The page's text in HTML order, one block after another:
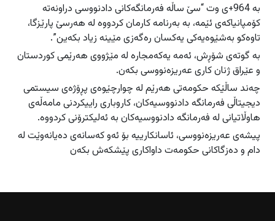
بە 964+ی وت “سێ ساڵە فەرمانگەکانی دادنووسی دراونەتە
کۆمپانیاکەی ئێمە، بە بەرنامە کارمان کردووە لە هەرسێ پارێزگا،
تاوەکو بەشێوەیەکی یەکسان رەگەزی مێینە زیاد بکەین”.
بە گوتەی شۆڕش، ئەمە یەکەمجارە لە مێژووی هەرێمی کوردستان
و عێراق ژنان کاری عەریزەنووسی بکەن.
چەند ساڵێکە حکومەتی هەرێم لە چوارچێوەی پڕۆژەی سیستمی
دیجیتاڵی فەرمانگە دادنووسیەکان، کاروباری راییکردنی مامەڵەی
هاوڵاتیانی لە فەرمانگە دادنووسیەکان بە ئەلیکترۆنی کردووە.
پیشەی عەریزەنووسی، ئاسانکارییە بۆ ئەو کەسانەی دەیانەوێت لە
دام و دەزگاکانی حکومەت داواکاری پێشکەش بکەن